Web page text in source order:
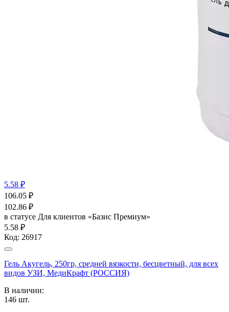
5.58 ₽
106.05 ₽
102.86 ₽
в статусе Для клиентов «Базис Премиум»
5.58 ₽
Код: 26917
Гель Акугель, 250гр, средней вязкости, бесцветный, для всех
видов УЗИ, МедиКрафт (РОССИЯ)
В наличии:
146 шт.